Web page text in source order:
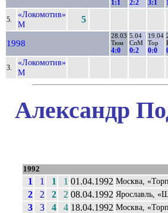
1:1 2:2 3:1
5.
«Локомотив»
М
5
1998
28.03
Тюм
4:0
5.04
СпМ
0:2
19.04
Тор
0:0
3.
«Локомотив»
М
Александр
1992
1 1 1 1 01.04.1992 Москва,
2 2 2 2 08.04.1992 Ярославль,
3 3 4 4 18.04.1992 Москва,